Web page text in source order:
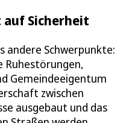
auf Sicherheit
andere Schwerpunkte:
Ruhestörungen,
Gemeindeeigentum
zwischen
ausgebaut und das